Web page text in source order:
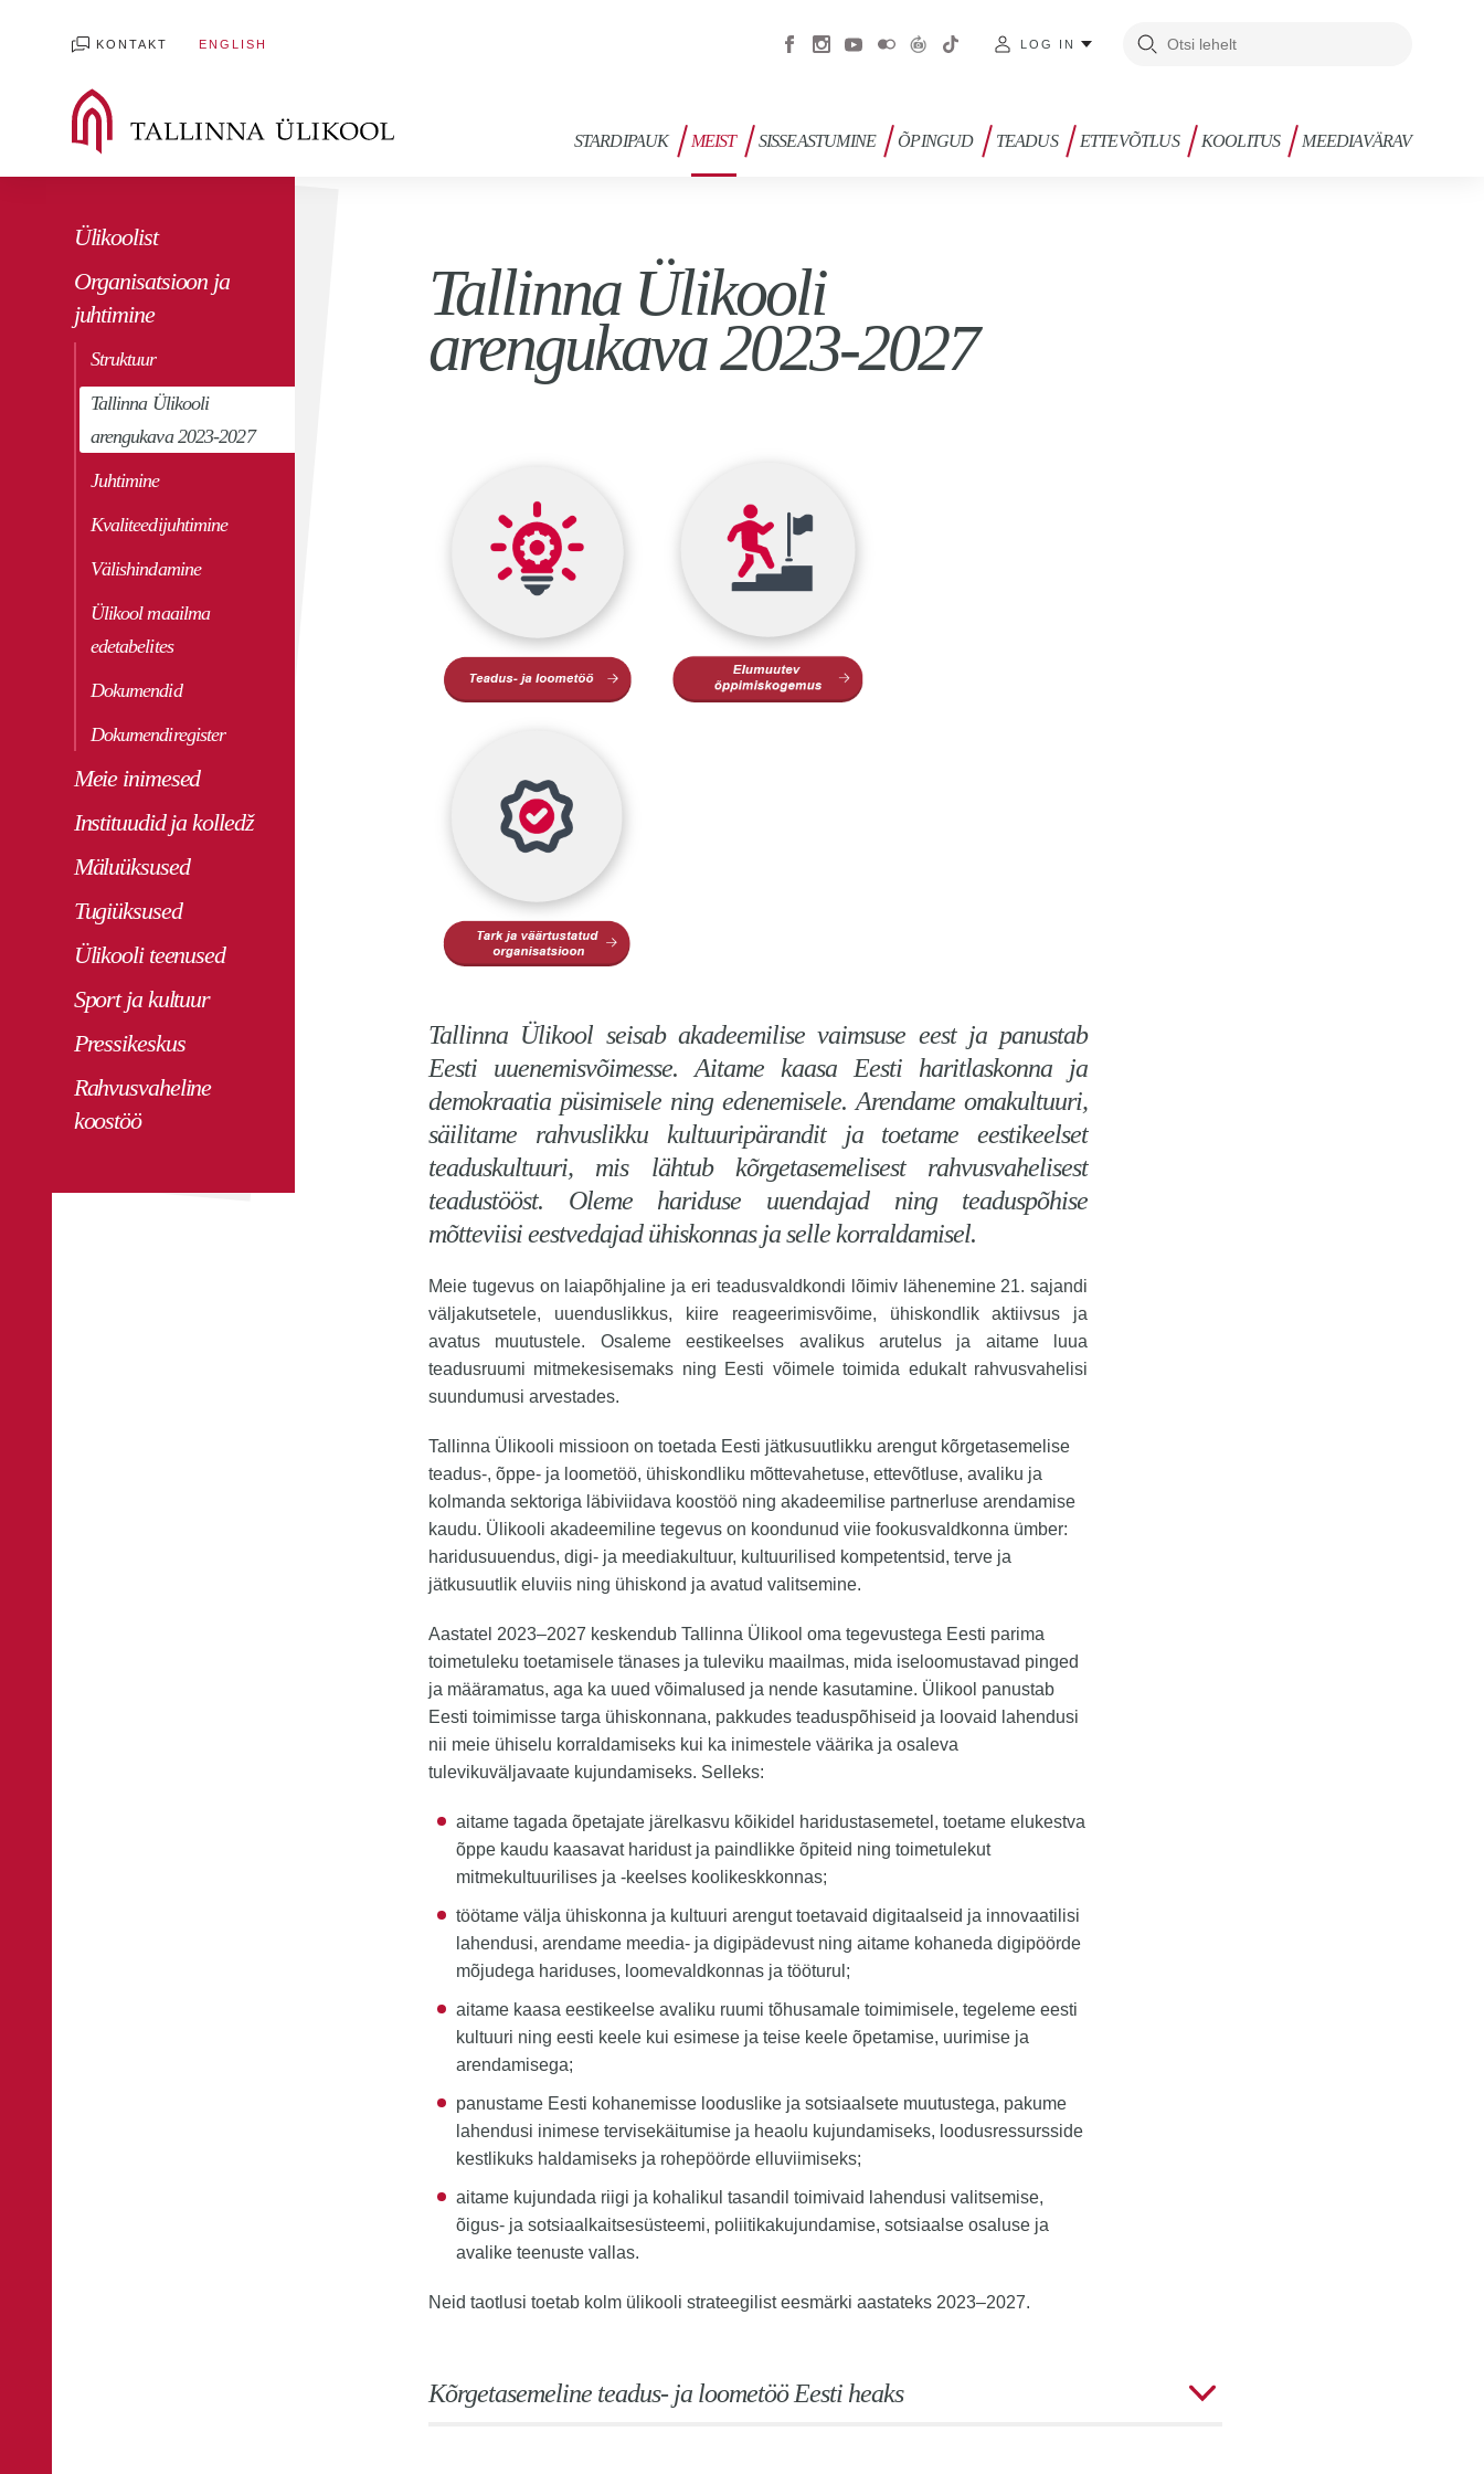
KONTAKT ENGLISH LOG IN
STARDIPAUK MEIST SISSEASTUMINE ÕPINGUD TEADUS ETTEVÕTLUS KOOLITUS MEEDIAVÄRAV
Ülikoolist
Organisatsioon ja
juhtimine
Struktuur
Tallinna Ülikooli
arengukava 2023-2027
Juhtimine
Kvaliteedijuhtimine
Välishindamine
Ülikool maailma
edetabelites
Dokumendid
Dokumendiregister
Meie inimesed
Instituudid ja kolledž
Mäluüksused
Tugiüksused
Ülikooli teenused
Sport ja kultuur
Pressikeskus
Rahvusvaheline
koostöö
Tallinna Ülikooli
arengukava 2023-2027
Tallinna Ülikool seisab akadeemilise vaimsuse eest ja panustab
Eesti uuenemisvõimesse. Aitame kaasa Eesti haritlaskonna ja
demokraatia püsimisele ning edenemisele. Arendame omakultuuri,
säilitame rahvuslikku kultuuripärandit ja toetame eestikeelset
teaduskultuuri, mis lähtub kõrgetasemelisest rahvusvahelisest
teadustööst. Oleme hariduse uuendajad ning teaduspõhise
mõtteviisi eestvedajad ühiskonnas ja selle korraldamisel.
Meie tugevus on laiapõhjaline ja eri teadusvaldkondi lõimiv lähenemine 21. sajandi
väljakutsetele, uuenduslikkus, kiire reageerimisvõime, ühiskondlik aktiivsus ja
avatus muutustele. Osaleme eestikeelses avalikus arutelus ja aitame luua
teadusruumi mitmekesisemaks ning Eesti võimele toimida edukalt rahvusvahelisi
suundumusi arvestades.
Tallinna Ülikooli missioon on toetada Eesti jätkusuutlikku arengut kõrgetasemelise
teadus-, õppe- ja loometöö, ühiskondliku mõttevahetuse, ettevõtluse, avaliku ja
kolmanda sektoriga läbiviidava koostöö ning akadeemilise partnerluse arendamise
kaudu. Ülikooli akadeemiline tegevus on koondunud viie fookusvaldkonna ümber:
haridusuuendus, digi- ja meediakultuur, kultuurilised kompetentsid, terve ja
jätkusuutlik eluviis ning ühiskond ja avatud valitsemine.
Aastatel 2023–2027 keskendub Tallinna Ülikool oma tegevustega Eesti parima
toimetuleku toetamisele tänases ja tuleviku maailmas, mida iseloomustavad pinged
ja määramatus, aga ka uued võimalused ja nende kasutamine. Ülikool panustab
Eesti toimimisse targa ühiskonnana, pakkudes teaduspõhiseid ja loovaid lahendusi
nii meie ühiselu korraldamiseks kui ka inimestele väärika ja osaleva
tulevikuväljavaate kujundamiseks. Selleks:
aitame tagada õpetajate järelkasvu kõikidel haridustasemetel, toetame elukestva
õppe kaudu kaasavat haridust ja paindlikke õpiteid ning toimetulekut
mitmekultuurilises ja -keelses koolikeskkonnas;
töötame välja ühiskonna ja kultuuri arengut toetavaid digitaalseid ja innovaatilisi
lahendusi, arendame meedia- ja digipädevust ning aitame kohaneda digipöörde
mõjudega hariduses, loomevaldkonnas ja tööturul;
aitame kaasa eestikeelse avaliku ruumi tõhusamale toimimisele, tegeleme eesti
kultuuri ning eesti keele kui esimese ja teise keele õpetamise, uurimise ja
arendamisega;
panustame Eesti kohanemisse looduslike ja sotsiaalsete muutustega, pakume
lahendusi inimese tervisekäitumise ja heaolu kujundamiseks, loodusressursside
kestlikuks haldamiseks ja rohepöörde elluviimiseks;
aitame kujundada riigi ja kohalikul tasandil toimivaid lahendusi valitsemise,
õigus- ja sotsiaalkaitsesüsteemi, poliitikakujundamise, sotsiaalse osaluse ja
avalike teenuste vallas.
Neid taotlusi toetab kolm ülikooli strateegilist eesmärki aastateks 2023–2027.
Kõrgetasemeline teadus- ja loometöö Eesti heaks